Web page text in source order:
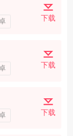
下载
下载
下载